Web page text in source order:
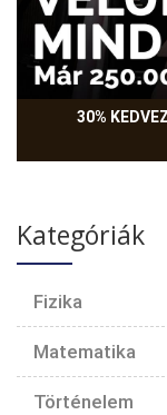
30%
Kategóriák
Fizika
Matematika
Történelem